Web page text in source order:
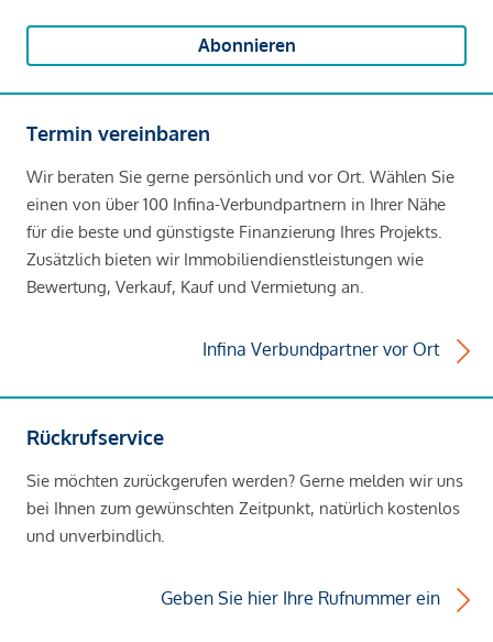
Abonnieren
Termin vereinbaren
Wir beraten Sie gerne persönlich und vor Ort. Wählen Sie
einen von über 100 Infina-Verbundpartnern in Ihrer Nähe
für die beste und günstigste Finanzierung Ihres Projekts.
Zusätzlich bieten wir Immobiliendienstleistungen wie
Bewertung, Verkauf, Kauf und Vermietung an.
Infina Verbundpartner vor Ort
Rückrufservice
Sie möchten zurückgerufen werden? Gerne melden wir uns
bei Ihnen zum gewünschten Zeitpunkt, natürlich kostenlos
und unverbindlich.
Geben Sie hier Ihre Rufnummer ein